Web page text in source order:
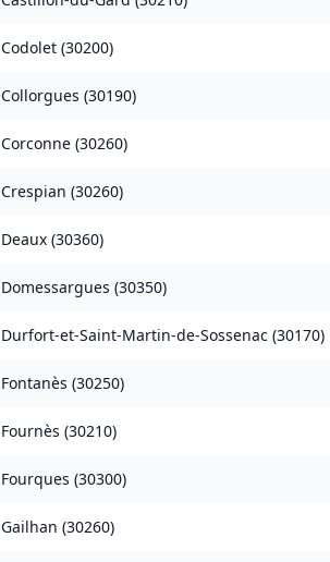
Codolet (30200)
Collorgues (30190)
Corconne (30260)
Crespian (30260)
Deaux (30360)
Domessargues (30350)
Durfort-et-Saint-Martin-de-Sossenac (30170)
Fontanès (30250)
Fournès (30210)
Fourques (30300)
Gailhan (30260)